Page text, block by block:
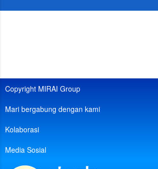
Copyright MIRAI Group
Mari bergabung dengan kami
Kolaborasi
Media Sosial